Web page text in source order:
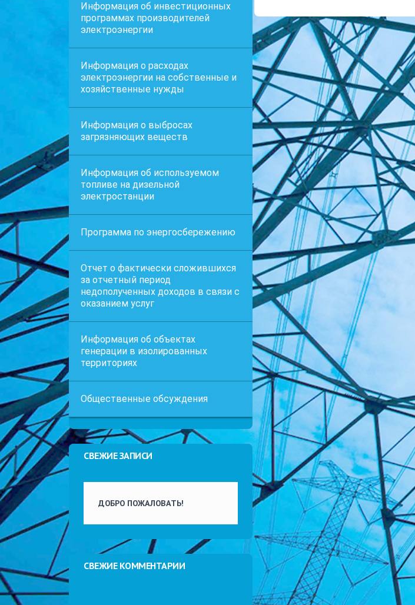
Информация об инвестиционных
программах производителей
электроэнергии
Информация о расходах
электроэнергии на собственные и
хозяйственные нужды
Информация о выбросах
загрязняющих веществ
Информация об используемом
топливе на дизельной
электростанции
Программа по энергосбережению
Отчет о фактически сложившихся
за отчетный период
недополученных доходов в связи с
оказанием услуг
Информация об объектах
генерации в изолированных
территориях
Общественные обсуждения
СВЕЖИЕ ЗАПИСИ
ДОБРО ПОЖАЛОВАТЬ!
СВЕЖИЕ КОММЕНТАРИИ